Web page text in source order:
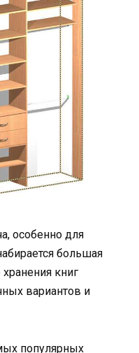
особенно для
большая
книг
вариантов и
популярных